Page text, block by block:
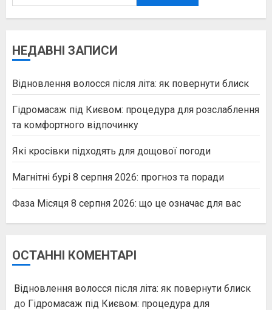
НЕДАВНІ ЗАПИСИ
Відновлення волосся після літа: як повернути блиск
Гідромасаж під Києвом: процедура для розслаблення
та комфортного відпочинку
Які кросівки підходять для дощової погоди
Магнітні бурі 8 серпня 2026: прогноз та поради
Фаза Місяця 8 серпня 2026: що це означає для вас
ОСТАННІ КОМЕНТАРІ
Відновлення волосся після літа: як повернути блиск
до Гідромасаж під Києвом: процедура для